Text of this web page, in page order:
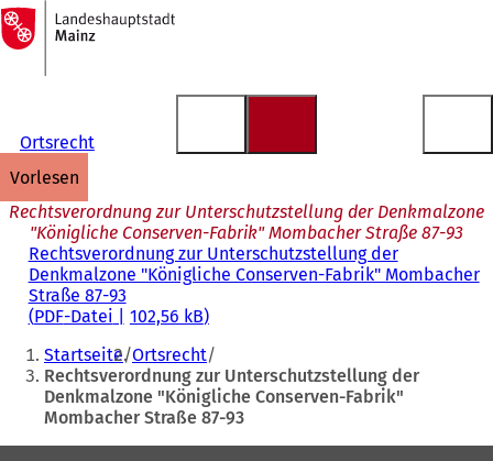
Inhalt anspringen
Zur
Startseite
Ortsrecht
vorlesen
Rechtsverordnung zur Unterschutzstellung der Denkmalzone
"Königliche Conserven-Fabrik" Mombacher Straße 87-93
Rechtsverordnung zur Unterschutzstellung der
Denkmalzone "Königliche Conserven-Fabrik" Mombacher
Straße 87-93
PDF-Datei 102,56 kB
Sie
befinden
sich
Startseite Ortsrecht
Rechtsverordnung zur Unterschutzstellung der
Denkmalzone "Königliche Conserven-Fabrik"
Mombacher Straße 87-93